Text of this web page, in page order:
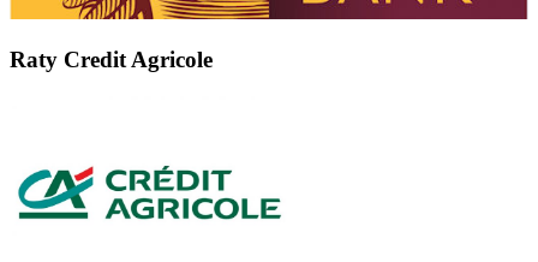
Raty Credit Agricole